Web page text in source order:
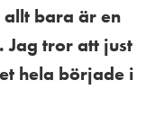
bara är en
Jag tror att just
hela började i